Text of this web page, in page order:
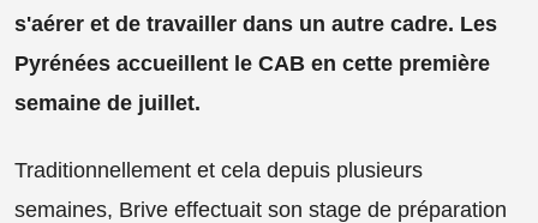
s'aérer et de travailler dans un autre cadre. Les
Pyrénées accueillent le CAB en cette première
semaine de juillet.
Traditionnellement et cela depuis plusieurs
semaines, Brive effectuait son stage de préparation